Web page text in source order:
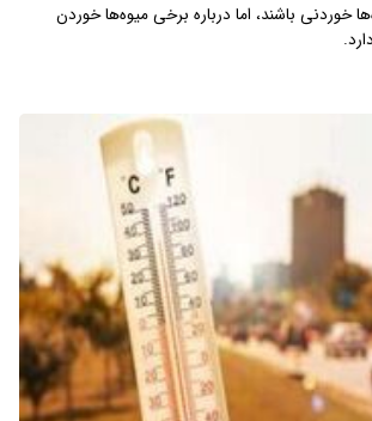
خوردنی باشند، اما درباره برخی میوه‌ها خوردن